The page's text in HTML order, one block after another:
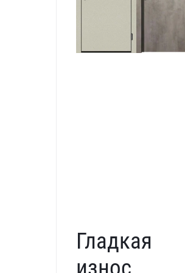
Гладкая